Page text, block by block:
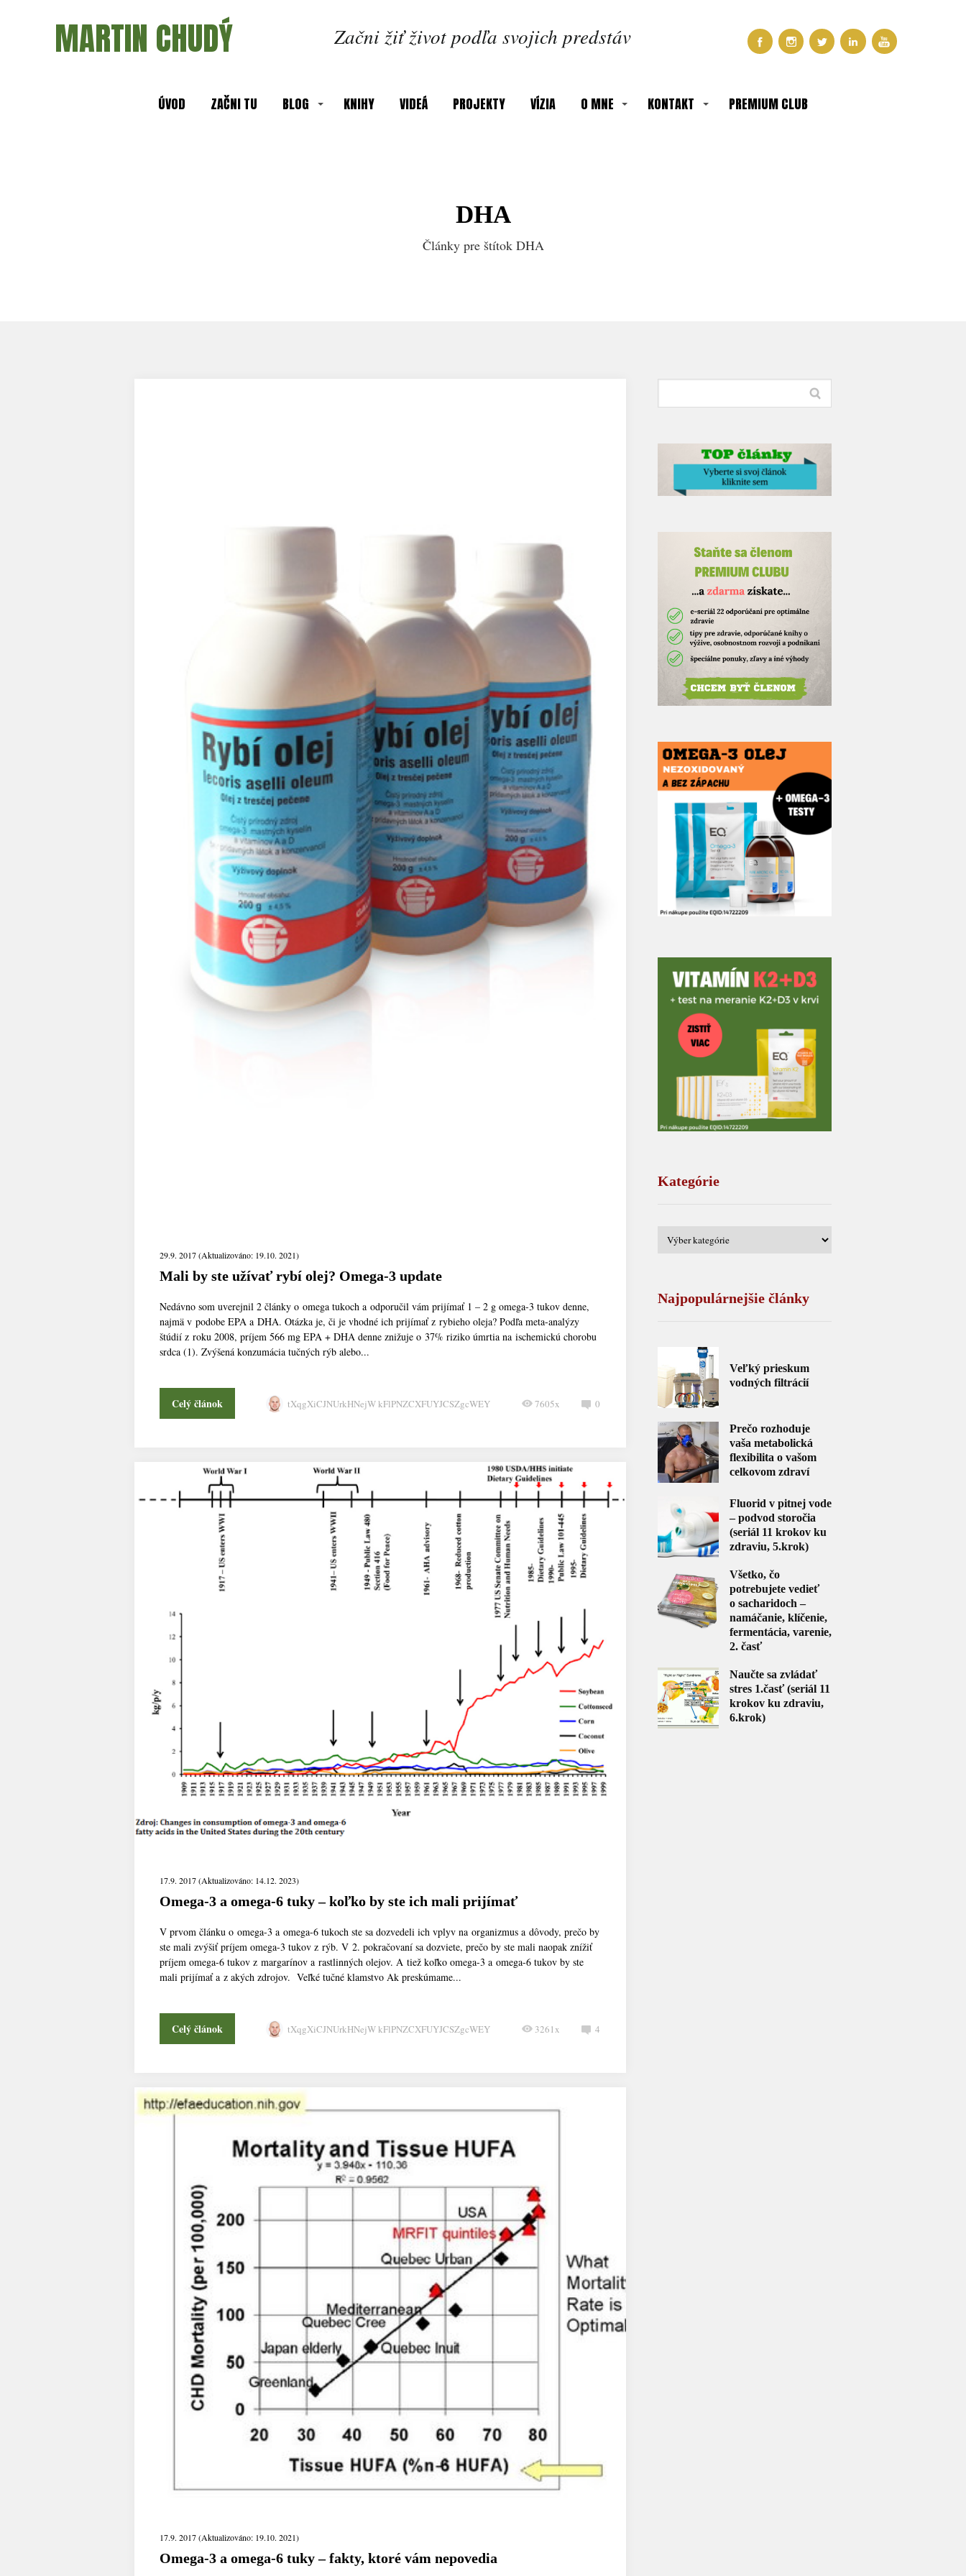
MARTIN CHUDÝ Začni žiť život podľa svojich predstáv
ÚVOD ZAČNI TU BLOG KNIHY VIDEÁ PROJEKTY VÍZIA O MNE KONTAKT PREMIUM CLUB
DHA
Články pre štítok DHA
29.9. 2017 (Aktualizováno: 19.10. 2021)
Mali by ste užívať rybí olej? Omega-3 update
Nedávno som uverejnil 2 články o omega tukoch a odporučil vám prijímať 1 – 2 g omega-3 tukov denne,
najmä v podobe EPA a DHA. Otázka je, či je vhodné ich prijímať z rybieho oleja? Podľa meta-analýzy
štúdií z roku 2008, príjem 566 mg EPA + DHA denne znižuje o 37% riziko úmrtia na ischemickú chorobu
srdca (1). Zvýšená konzumácia tučných rýb alebo...
Celý článok tXqgXiCJNUrkHNejW kFlPNZCXFUYJCSZgcWEY 0
7605x
17.9. 2017 (Aktualizováno: 14.12. 2023)
Omega-3 a omega-6 tuky – koľko by ste ich mali prijímať
V prvom článku o omega-3 a omega-6 tukoch ste sa dozvedeli ich vplyv na organizmus a dôvody, prečo by
ste mali zvýšiť príjem omega-3 tukov z rýb. V 2. pokračovaní sa dozviete, prečo by ste mali naopak znížiť
príjem omega-6 tukov z margarínov a rastlinných olejov. A tiež koľko omega-3 a omega-6 tukov by ste
mali prijímať a z akých zdrojov. Veľké tučné klamstvo Ak preskúmame...
Celý článok tXqgXiCJNUrkHNejW kFlPNZCXFUYJCSZgcWEY 4
3261x
17.9. 2017 (Aktualizováno: 19.10. 2021)
Omega-3 a omega-6 tuky – fakty, ktoré vám nepovedia
Kategórie
Najpopulárnejšie články
Veľký prieskum
vodných filtrácií
Prečo rozhoduje
vaša metabolická
flexibilita o vašom
celkovom zdraví
Fluorid v pitnej vode
– podvod storočia
(seriál 11 krokov ku
zdraviu, 5.krok)
Všetko, čo
potrebujete vedieť
o sacharidoch –
namáčanie, klíčenie,
fermentácia, varenie,
2. časť
Naučte sa zvládať
stres 1.časť (seriál 11
krokov ku zdraviu,
6.krok)